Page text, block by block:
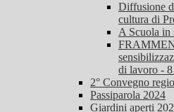
Diffusione
cultura di
A Scuola in
di lavoro -
2° Convegno
Passiparola 2024
Giardini aperti